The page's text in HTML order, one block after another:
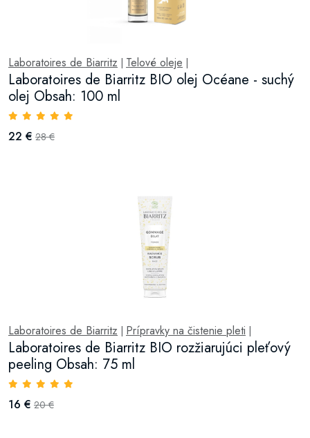
Laboratoires de Biarritz Telové oleje
Laboratoires de Biarritz BIO olej Océane - suchý
olej Obsah: 100 ml
22 € 28 €
Laboratoires de Biarritz Prípravky na čistenie pleti
Laboratoires de Biarritz BIO rozžiarujúci pleťový
peeling Obsah: 75 ml
16 € 20 €